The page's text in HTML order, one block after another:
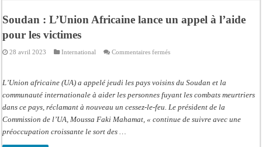
Soudan : L’Union Africaine lance un appel à l’aide
pour les victimes
28 avril 2023 International Commentaires ferméssur
Africaine
lance
un
à
pour
L’Union africaine (UA) a appelé jeudi les pays voisins du Soudan et la
communauté internationale à aider les personnes fuyant les combats meurtriers
dans ce pays, réclamant à nouveau un cessez-le-feu. Le président de la
Commission de l’UA, Moussa Faki Mahamat, « continue de suivre avec une
préoccupation croissante le sort des …